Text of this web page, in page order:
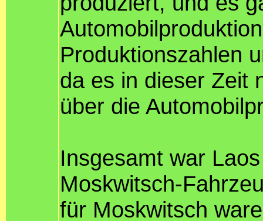
Produktionszahlen
da es in dieser Zeit
über die
Insgesamt war
Moskwitsch-
für Moskwitsch